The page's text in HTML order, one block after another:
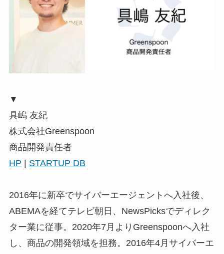
▼
具嶋 友紀
株式会社Greenspoon
商品開発責任者
HP
STARTUP DB
2016年に新卒でサイバーエージェントへ入社後、
ABEMAを経てテレビ朝日、NewsPicksでディレク
ター業に従事。2020年7月よりGreenspoonへ入社
し、商品の開発領域を担務。2016年4月サイバーエ